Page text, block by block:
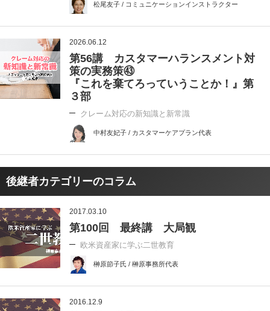
松尾友子 / コミュニケーションインストラクター
2026.06.12
第56講 カスタマーハランスメント対
策の実務策㊸
『これを棄てろっていうことか！』第
３部
クレーム対応の新知識と新常識
中村友妃子 / カスタマーケアプラン代表
後継者カテゴリーのコラム
2017.03.10
第100回 最終講 大局観
欧米資産家に学ぶ二世教育
榊原節子氏 / 榊原事務所代表
2016.12.9